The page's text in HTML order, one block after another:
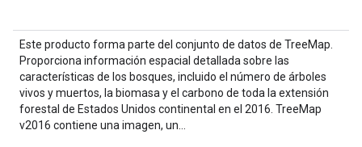
Este producto forma parte del conjunto de datos de TreeMap.
Proporciona información espacial detallada sobre las
características de los bosques, incluido el número de árboles
vivos y muertos, la biomasa y el carbono de toda la extensión
forestal de Estados Unidos continental en el 2016. TreeMap
v2016 contiene una imagen, un…